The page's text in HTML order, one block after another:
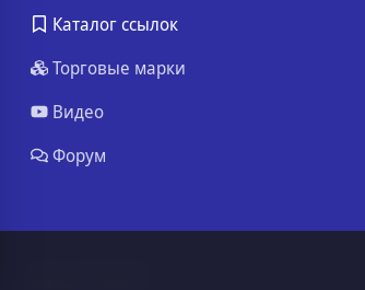
Каталог ссылок
Торговые марки
Видео
Форум